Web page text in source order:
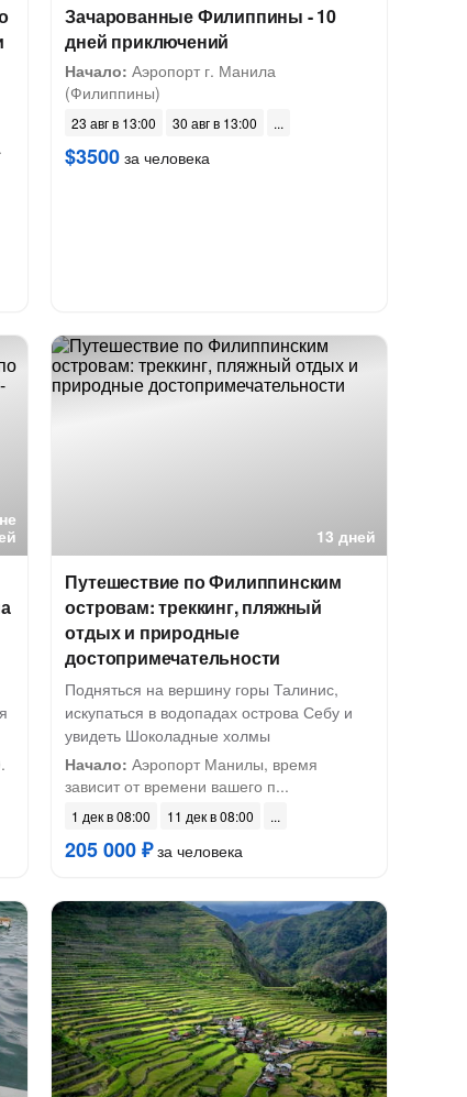
Зачарованные Филиппины - 10
дней приключений
Начало: Аэропорт г. Манила
(Филиппины)
23 авг в 13:00 30 авг в 13:00
$3500 за человека
13 дней
Путешествие по Филиппинским
островам: треккинг, пляжный
отдых и природные
достопримечательности
Подняться на вершину горы Талинис,
искупаться в водопадах острова Себу и
увидеть Шоколадные холмы
Начало: Аэропорт Манилы, время
зависит от времени вашего п...
1 дек в 08:00 11 дек в 08:00
205 000 ₽за человека